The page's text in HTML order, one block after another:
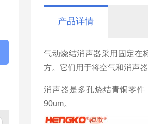
产品详情
气动烧结消声器采用固定在
方。它们用于将空气和消声
消声器是多孔烧结青铜零
90um。